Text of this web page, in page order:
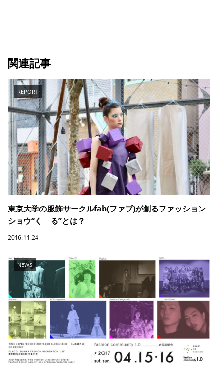
関連記事
REPORT
東京大学の服飾サークルfab(ファブ)が創るファッション
ショウ“くゞる”とは？
2016.11.24
NEWS